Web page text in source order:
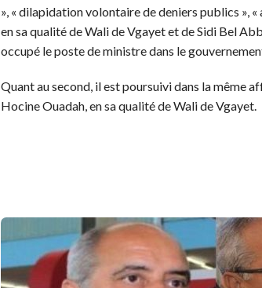
», « dilapidation volontaire de deniers publics »,
en sa qualité de Wali de Vgayet et de Sidi Bel
occupé le poste de ministre dans le
Quant au second, il est poursuivi dans la même
Hocine Ouadah, en sa qualité de Wali de Vgayet.